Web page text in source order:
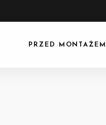
PRZED MONTAŻEM